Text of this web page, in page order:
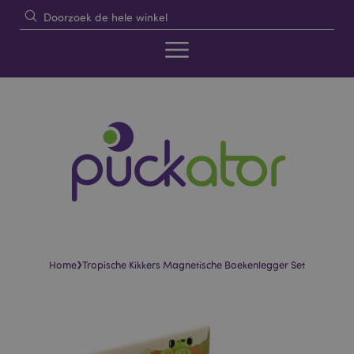
Home›Tropische Kikkers Magnetische Boekenlegger Set